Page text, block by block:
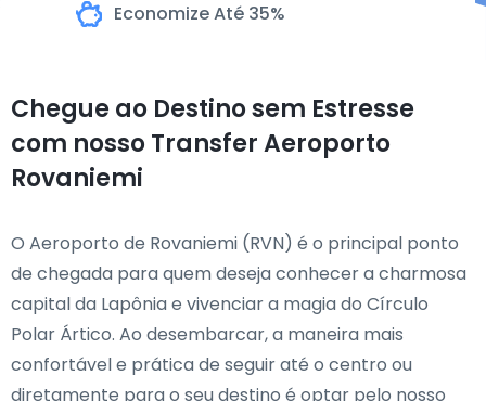
Economize Até 35%
Chegue ao Destino sem Estresse
com nosso Transfer Aeroporto
Rovaniemi
O Aeroporto de Rovaniemi (RVN) é o principal ponto
de chegada para quem deseja conhecer a charmosa
capital da Lapônia e vivenciar a magia do Círculo
Polar Ártico. Ao desembarcar, a maneira mais
confortável e prática de seguir até o centro ou
diretamente para o seu destino é optar pelo nosso